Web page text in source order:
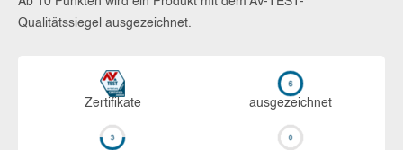
Qualitätssiegel ausgezeichnet.
Zerti­fikate aus­ge­zeich­net